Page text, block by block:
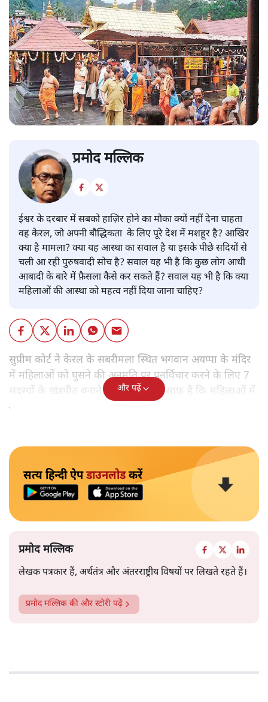
प्रमोद मल्लिक
ईश्वर के दरबार में सबको हाज़िर होने का मौका क्यों नहीं देना चाहता
वह केरल, जो अपनी बौद्धिकता के लिए पूरे देश में मशहूर है? आखिर
क्या है मामला? क्या यह आस्था का सवाल है या इसके पीछे सदियों से
चली आ रही पुरुषवादी सोच है? सवाल यह भी है कि कुछ लोग आधी
आबादी के बारे में फ़ैसला कैसे कर सकते हैं? सवाल यह भी है कि क्या
महिलाओं की आस्था को महत्व नहीं दिया जाना चाहिए?
सुप्रीम कोर्ट ने केरल के सबरीमला स्थित भगवान अयप्पा के मंदिर
में महिलाओं को घुसने की अनुमति पर पुनर्विचार करने के लिए 7
सदस्यों के खंडपीठ बनाने को कहा। इससे साफ़ है कि महिलाओं में
मंदिर जाने के फ़ैसले पर सरकार ने रोक नहीं लगाई है।
और पढ़ें
सत्य हिन्दी ऐपडाउनलोडकरें
प्रमोद मल्लिक
लेखक पत्रकार हैं, अर्थतंत्र और अंतरराष्ट्रीय विषयों पर लिखते रहते हैं।
प्रमोद मल्लिक की और स्टोरी पढ़ें